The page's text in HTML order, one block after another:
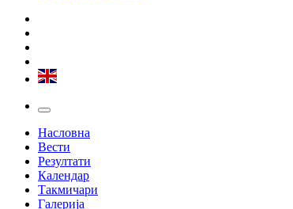
Насловна
Вести
Резултати
Календар
Такмичари
Галерија